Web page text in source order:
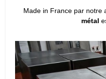
Made in France par notre
métal